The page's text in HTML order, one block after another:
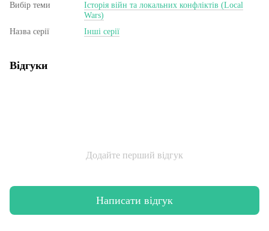
Вибір теми
Історія війн та локальних конфліктів (Local
Wars)
Назва серії
Інші серії
Відгуки
Додайте перший відгук
Написати відгук